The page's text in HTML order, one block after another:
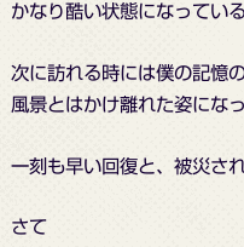
かなり酷い状態になってい
次に訪れる時には僕の記憶
風景とはかけ離れた姿にな
一刻も早い回復と、被災さ
さて